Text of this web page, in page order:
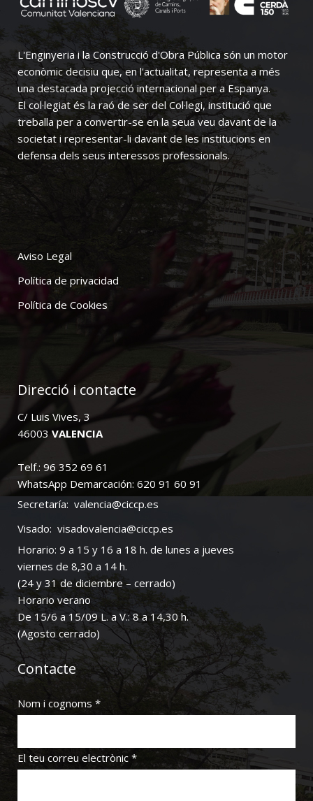
L'Enginyeria i la Construcció d'Obra Pública són un motor
econòmic decisiu que, en l'actualitat, representa a més
una destacada projecció internacional per a Espanya.
El col·legiat és la raó de ser del Col·legi, institució que
treballa per a convertir-se en la seua veu davant de la
societat i representar-li davant de les institucions en
defensa dels seus interessos professionals.
Aviso Legal
Política de privacidad
Política de Cookies
Direcció i contacte
C/ Luis Vives, 3
46003VALENCIA
Telf.: 96 352 69 61
WhatsApp Demarcación: 620 91 60 91
Secretaría: valencia@ciccp.es
Visado: visadovalencia@ciccp.es
Horario: 9 a 15 y 16 a 18 h. de lunes a jueves
viernes de 8,30 a 14 h.
(24 y 31 de diciembre – cerrado)
Horario verano
De 15/6 a 15/09 L. a V.: 8 a 14,30 h.
(Agosto cerrado)
Contacte
Nom i cognoms *
El teu correu electrònic *